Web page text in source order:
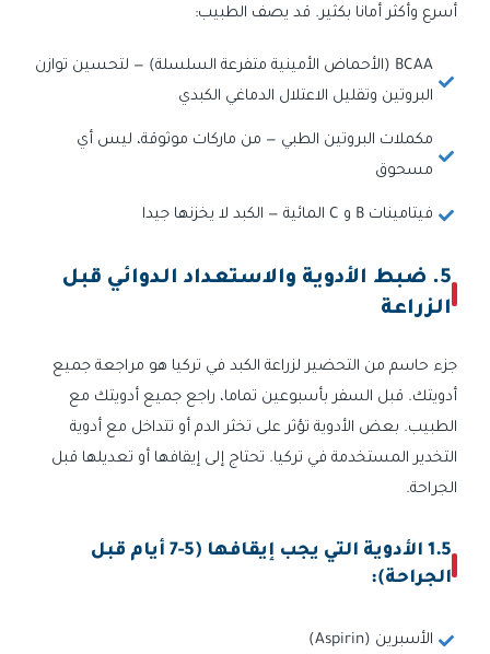
أسرع وأكثر أمانا بكثير. قد يصف الطبيب:
BCAA (الأحماض الأمينية متفرعة السلسلة) — لتحسين توازن
البروتين وتقليل الاعتلال الدماغي الكبدي
مكملات البروتين الطبي — من ماركات موثوقة، ليس أي
مسحوق
فيتامينات B و C المائية — الكبد لا يخزنها جيدا
5. ضبط الأدوية والاستعداد الدوائي قبل
الزراعة
جزء حاسم من التحضير لزراعة الكبد في تركيا هو مراجعة جميع
أدويتك. قبل السفر بأسبوعين تماما، راجع جميع أدويتك مع
الطبيب. بعض الأدوية تؤثر على تخثر الدم أو تتداخل مع أدوية
التخدير المستخدمة في تركيا. تحتاج إلى إيقافها أو تعديلها قبل
الجراحة.
1.5 الأدوية التي يجب إيقافها (5-7 أيام قبل
الجراحة):
الأسبرين (Aspirin)